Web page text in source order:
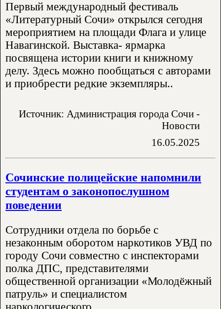
Первый международный фестиваль
«Литературный Сочи» открылся сегодня
мероприятием на площади Флага и улице
Навагинской. Выставка- ярмарка
посвящена истории книги и книжному
делу. Здесь можно пообщаться с авторами
и приобрести редкие экземпляры..
Источник: Администрация города Сочи -
Новости
16.05.2025
Сочинские полицейские напомнили
студентам о законопослушном
поведении
Сотрудники отдела по борьбе с
незаконным оборотом наркотиков УВД по
городу Сочи совместно с инспекторами
полка ДПС, представителями
общественной организации «Молодёжный
патруль» и специалистом